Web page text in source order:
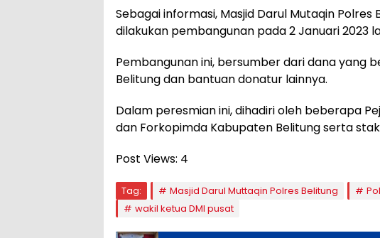
Sebagai informasi, Masjid Darul Mutaqin
dilakukan pembangunan pada 2 Januari 2023
Pembangunan ini, bersumber dari dana yang
Belitung dan bantuan donatur lainnya.
Dalam peresmian ini, dihadiri oleh beberapa
dan Forkopimda Kabupaten Belitung serta
Post Views: 4
Tag: Masjid Darul Muttaqin Polres Belitung
wakil ketua DMI pusat